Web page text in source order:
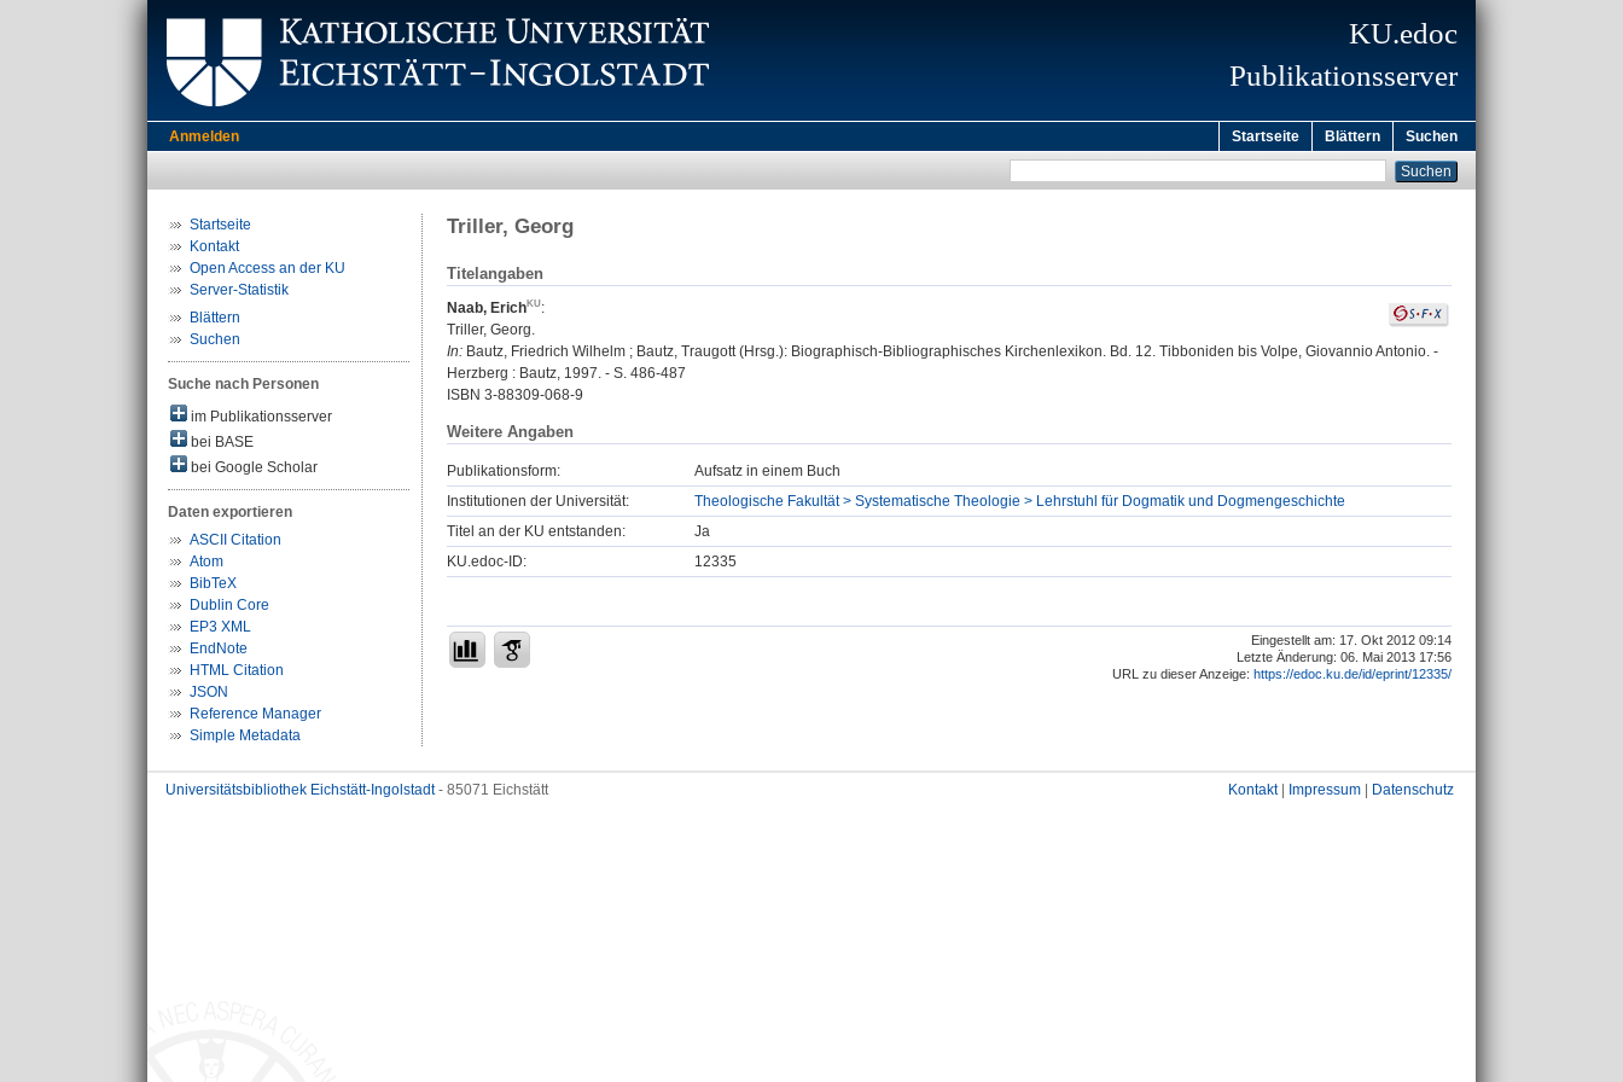
KU.edoc
Publikationsserver
Anmelden Startseite Blättern Suchen
Startseite
Kontakt
Open Access an der KU
Server-Statistik
Blättern
Suchen
Suche nach Personen
im Publikationsserver
bei BASE
bei Google Scholar
Daten exportieren
ASCII Citation
Atom
BibTeX
Dublin Core
EP3 XML
EndNote
HTML Citation
JSON
Reference Manager
Simple Metadata
Triller, Georg
Titelangaben
Naab, Erich
:
Triller, Georg.
In: Bautz, Friedrich Wilhelm ; Bautz, Traugott (Hrsg.): Biographisch-Bibliographisches Kirchenlexikon. Bd. 12. Tibboniden bis Volpe, Giovannio Antonio. -
Herzberg : Bautz, 1997. - S. 486-487
ISBN 3-88309-068-9
Weitere Angaben
Publikationsform:
Aufsatz in einem Buch
Institutionen der Universität:
Theologische Fakultät > Systematische Theologie > Lehrstuhl für Dogmatik und Dogmengeschichte
Titel an der KU entstanden:
Ja
KU.edoc-ID:
12335
Eingestellt am: 17. Okt 2012 09:14
Letzte Änderung: 06. Mai 2013 17:56
URL zu dieser Anzeige: https://edoc.ku.de/id/eprint/12335/
Universitätsbibliothek Eichstätt-Ingolstadt- 85071 Eichstätt Kontakt| Impressum Datenschutz